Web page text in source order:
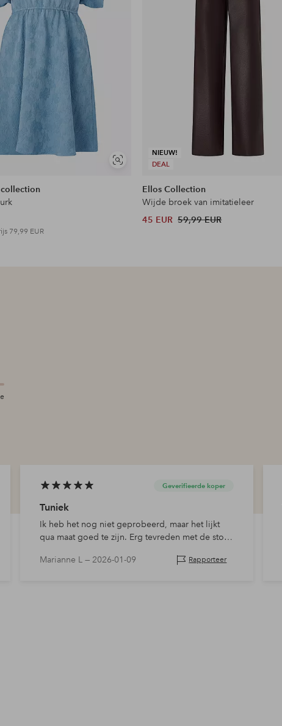
Soortgelijke
collection
79,99 EUR
NIEUW!
DEAL
Ellos Collection
Wijde broek van imitatieleer
45 EUR 59,99 EUR
Geverifieerde koper
Tuniek
Ik heb het nog niet geprobeerd, maar het lijkt
qua maat goed te zijn. Erg tevreden met de stof,
materiaal dat soms in tunieken van jullie zit.
Marianne L — 2026-01-09 Rapporteer